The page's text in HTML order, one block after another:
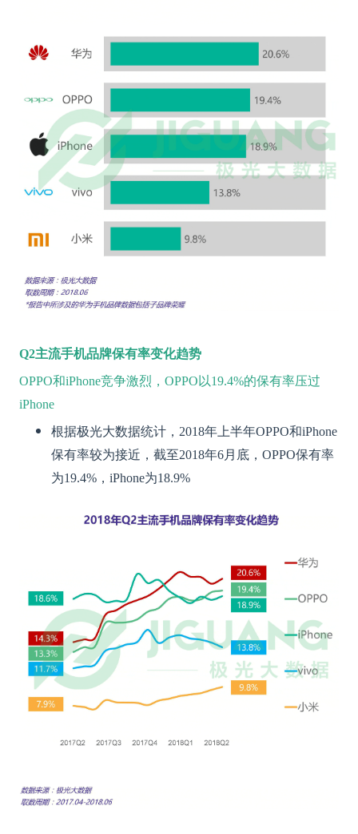
Q2主流手机品牌保有率变化趋势
OPPO和iPhone竞争激烈，OPPO以19.4%的保有率压过
iPhone
根据极光大数据统计，2018年上半年OPPO和iPhone
保有率较为接近，截至2018年6月底，OPPO保有率
为19.4%，iPhone为18.9%